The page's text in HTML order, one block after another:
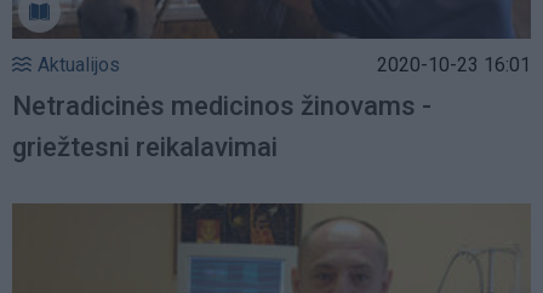
Aktualijos 2020-10-23 16:01
Netradicinės medicinos žinovams -
griežtesni reikalavimai